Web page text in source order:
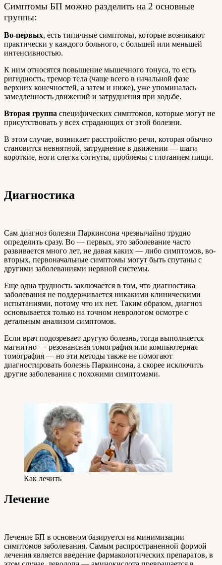
Симптомы БП можно разделить на 2 основные
группы:
Во-первых, есть типичные симптомы, которые возникают
практически у каждого больного, с большей или меньшей
интенсивностью.
К ним относятся повышение мышечного тонуса, то есть
ригидность, тремор тела (чаще всего в начальной фазе
верхних конечностей, а затем и ниже), уже упоминалась
замедленность движений и затруднения при ходьбе.
Вторая группа специфических симптомов, которые могут не
присутствовать у всех страдающих от этой болезни.
В этом случае, возникает расстройство речи, которая обычно
становится невнятной, затруднение в движении — шаги
короткие, ноги слегка согнуты, проблемы с глотанием пищи.
Диагностика
Сам диагноз болезни Паркинсона чрезвычайно трудно
определить сразу. Во — первых, это заболевание часто
развивается много лет, не давая каких — либо симптомов, во-
вторых, первоначальные симптомы могут быть спутаны с
другими заболеваниями нервной системы.
Еще одна трудность заключается в том, что диагностика
заболевания не поддерживается никакими клиническими
испытаниями, потому что их нет. Таким образом, диагноз
основывается только на точном неврологом осмотре с
детальным анализом симптомов.
Если врач подозревает другую болезнь, тогда выполняется
магнитно — резонансная томография или компьютерная
томография — но эти методы также не помогают
диагностировать болезнь Паркинсона, а скорее исключить
другие заболевания с похожими симптомами.
Как лечить
Лечение
Лечение БП в основном базируется на минимизации
симптомов заболевания. Самым распространенной формой
лечения является введение фармакологических препаратов, в